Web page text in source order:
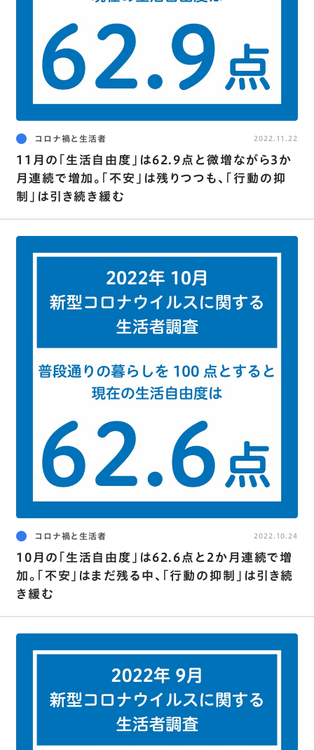
コロナ禍と生活者
11月の｢生活自由度｣は62.9点と微増ながら3か
月連続で増加。｢不安｣は残りつつも､｢行動の抑
制｣は引き続き緩む
2022.11.22
コロナ禍と生活者
10月の｢生活自由度｣は62.6点と2か月連続で増
加。｢不安｣はまだ残る中､｢行動の抑制｣は引き続
き緩む
2022.10.24